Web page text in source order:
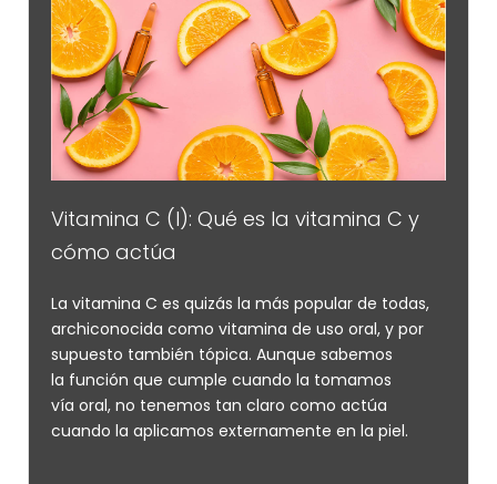
Vitamina C (I): Qué es la vitamina C y
cómo actúa
La vitamina C es quizás la más popular de todas,
archiconocida como vitamina de uso oral, y por
supuesto también tópica. Aunque sabemos
la función que cumple cuando la tomamos
vía oral, no tenemos tan claro como actúa
cuando la aplicamos externamente en la piel.